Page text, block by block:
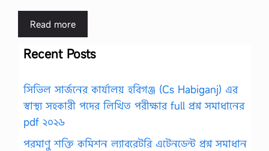
Read more
Recent Posts
সিভিল সার্জনের কার্যালয় হবিগঞ্জ (Cs Habiganj) এর
স্বাস্থ্য সহকারী পদের লিখিত পরীক্ষার full প্রশ্ন সমাধানের
pdf ২০২৬
পরমাণু শক্তি কমিশন ল্যাবরেটরি এটেনডেন্ট প্রশ্ন সমাধান